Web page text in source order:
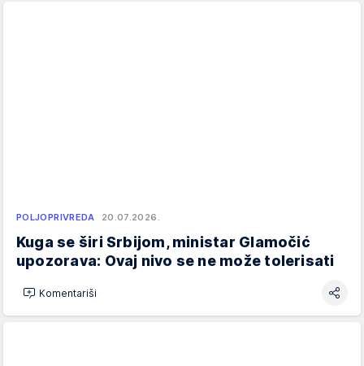
POLJOPRIVREDA 20.07.2026.
Kuga se širi Srbijom, ministar Glamočić
upozorava: Ovaj nivo se ne može tolerisati
Komentariši